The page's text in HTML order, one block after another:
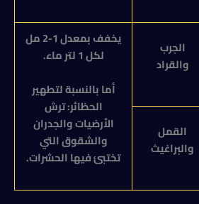
الجرب
والقراد
يخفف بمعدل 1-2 مل
لكل 1 لتر ماء.
أما بالنسبة لتطهير
الحظائر: ترش
الأرضيات والجدران
والشقوق التي
تختبئ فيها الحشرات.
القمل
والبراغيث